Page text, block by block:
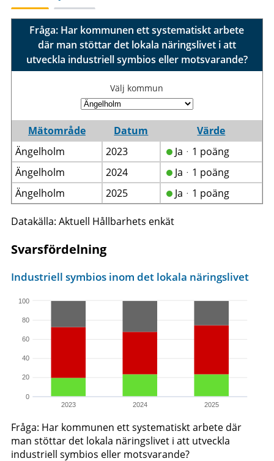
Fråga: Har kommunen ett systematiskt arbete
där man stöttar det lokala näringslivet i att
utveckla industriell symbios eller motsvarande?
Välj kommun
Mätområde Datum
Värde
Ängelholm
2023
Jaᆞ1 poäng
Ängelholm
2024
Jaᆞ1 poäng
Ängelholm
2025 Jaᆞ1 poäng
Datakälla: Aktuell Hållbarhets enkät
Svarsfördelning
2023 2024 2025
0
20
40
60
80
100
Industriell symbios inom det lokala näringslivet
Fråga: Har kommunen ett systematiskt arbete där
man stöttar det lokala näringslivet i att utveckla
industriell symbios eller motsvarande?